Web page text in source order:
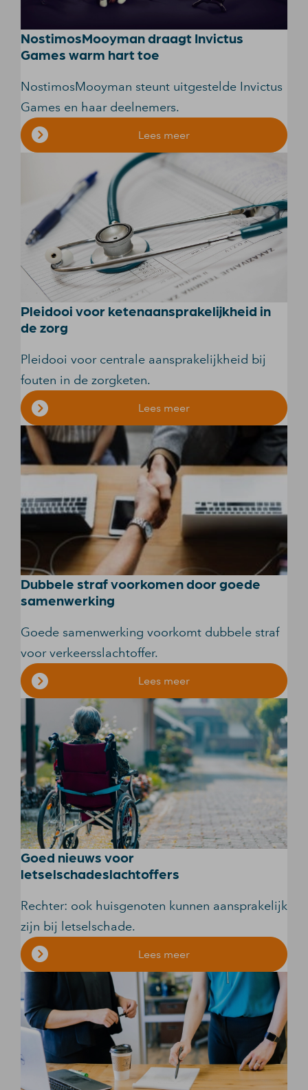
NostimosMooyman draagt Invictus
Games warm hart toe
NostimosMooyman steunt uitgestelde Invictus
Games en haar deelnemers.
Lees meer
Pleidooi voor ketenaansprakelijkheid in
de zorg
Pleidooi voor centrale aansprakelijkheid bij
fouten in de zorgketen.
Lees meer
Dubbele straf voorkomen door goede
samenwerking
Goede samenwerking voorkomt dubbele straf
voor verkeersslachtoffer.
Lees meer
Goed nieuws voor
letselschadeslachtoffers
Rechter: ook huisgenoten kunnen aansprakelijk
zijn bij letselschade.
Lees meer